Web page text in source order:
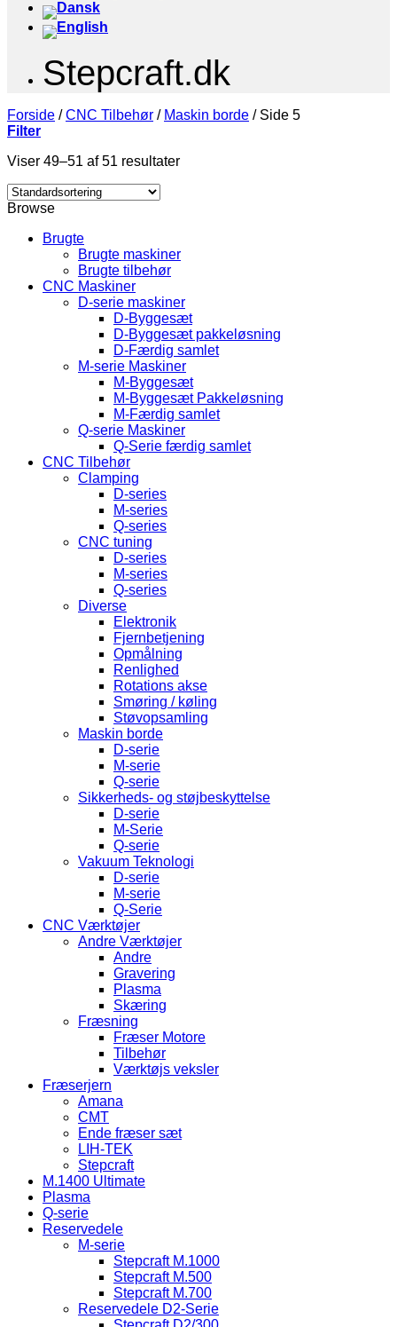
Stepcraft.dk
Forside / CNC Tilbehør / Maskin borde /Side 5
Filter
Viser 49–51 af 51 resultater
Browse
Brugte
Brugte maskiner
Brugte tilbehør
CNC Maskiner
D-serie maskiner
D-Byggesæt
D-Byggesæt pakkeløsning
D-Færdig samlet
M-serie Maskiner
M-Byggesæt
M-Byggesæt Pakkeløsning
M-Færdig samlet
Q-serie Maskiner
Q-Serie færdig samlet
CNC Tilbehør
Clamping
D-series
M-series
Q-series
CNC tuning
D-series
M-series
Q-series
Diverse
Elektronik
Fjernbetjening
Opmålning
Renlighed
Rotations akse
Smøring / køling
Støvopsamling
Maskin borde
D-serie
M-serie
Q-serie
Sikkerheds- og støjbeskyttelse
D-serie
M-Serie
Q-serie
Vakuum Teknologi
D-serie
M-serie
Q-Serie
CNC Værktøjer
Andre Værktøjer
Andre
Gravering
Plasma
Skæring
Fræsning
Fræser Motore
Tilbehør
Værktøjs veksler
Fræserjern
Amana
CMT
Ende fræser sæt
LIH-TEK
Stepcraft
M.1400 Ultimate
Plasma
Q-serie
Reservedele
M-serie
Stepcraft M.1000
Stepcraft M.500
Stepcraft M.700
Reservedele D2-Serie